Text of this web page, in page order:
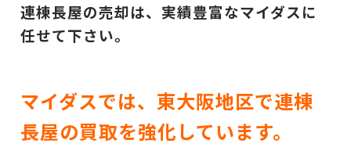
連棟長屋の売却は、実績豊富なマイダスに
任せて下さい。
マイダスでは、東大阪地区で連棟
長屋の買取を強化しています。